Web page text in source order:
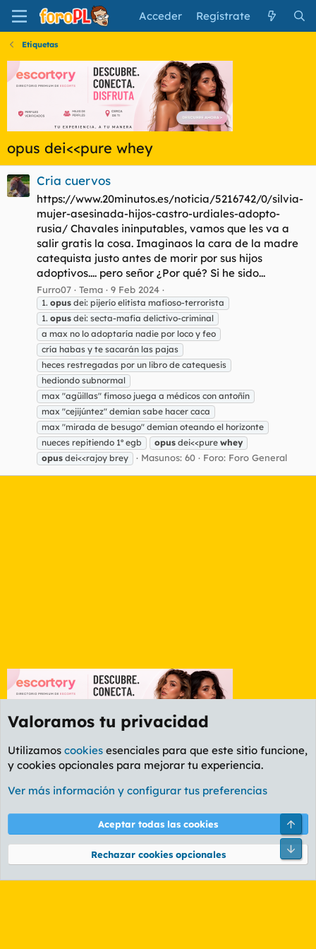
Acceder Regístrate
Etiquetas
opus dei<<pure whey
Cria cuervos
https://www.20minutos.es/noticia/5216742/0/silvia-
mujer-asesinada-hijos-castro-urdiales-adopto-
rusia/ Chavales ininputables, vamos que les va a
salir gratis la cosa. Imaginaos la cara de la madre
catequista justo antes de morir por sus hijos
adoptivos.... pero señor ¿Por qué? Si he sido...
Furro07 Tema 9 Feb 2024
1. opus dei: pijerío elitista mafioso-terrorista
1. opus dei: secta-mafia delictivo-criminal
a max no lo adoptaría nadie por loco y feo
cría habas y te sacarán las pajas
heces restregadas por un libro de catequesis
hediondo subnormal
max "agüillas" fimoso juega a médicos con antoñín
max "cejijúntez" demian sabe hacer caca
max "mirada de besugo" demian oteando el horizonte
nueces repitiendo 1º egb
opus dei<<pure whey
opus dei<<rajoy brey Masunos: 60 Foro: Foro General
Etiquetas
Cookies
PL OLDSTYLE AMARILLO
Términos y reglas Política de privacidad Ayuda
Community platform by XenForo® © 2010-2026 XenForo Ltd.
Valoramos tu privacidad
Utilizamos cookies esenciales para que este sitio funcione,
y cookies opcionales para mejorar tu experiencia.
Ver más información y configurar tus preferencias
Aceptar todas las cookies
Rechazar cookies opcionales
Pie